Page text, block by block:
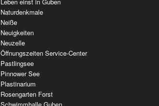
Naturdenkmale
Neiße
Neuigkeiten
Neuzelle
Öffnungszeiten Service-Center
Pastlingsee
Pinnower See
Plastinarium
Rosengarten Forst